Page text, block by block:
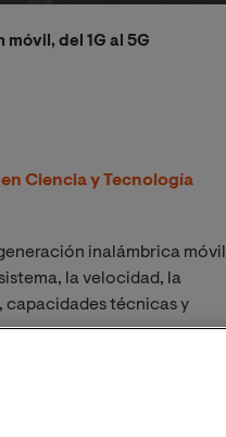
del 1G al 5G
Ciencia y Tecnología
inalámbrica móvil
la velocidad, la
capacidades técnicas y